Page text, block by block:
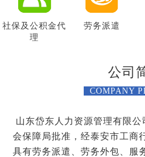
社保及公积金代
理
劳务派遣
公司
COMPANY
山东岱东人力资源管理有限
会保障局批准，经泰安市工商
具有劳务派遣、劳务外包、服